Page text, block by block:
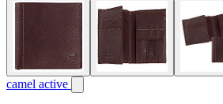
camel active